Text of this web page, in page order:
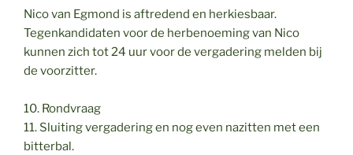
Nico van Egmond is aftredend en herkiesbaar.
Tegenkandidaten voor de herbenoeming van Nico
kunnen zich tot 24 uur voor de vergadering melden bij
de voorzitter.
10. Rondvraag
11. Sluiting vergadering en nog even nazitten met een
bitterbal.